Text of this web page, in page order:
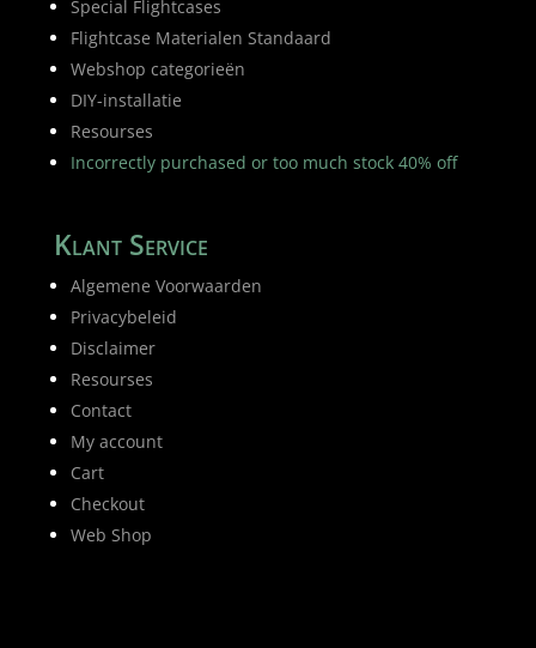
Special Flightcases
Flightcase Materialen Standaard
Webshop categorieën
DIY-installatie
Resourses
Incorrectly purchased or too much stock 40% off
Klant Service
Algemene Voorwaarden
Privacybeleid
Disclaimer
Resourses
Contact
My account
Cart
Checkout
Web Shop